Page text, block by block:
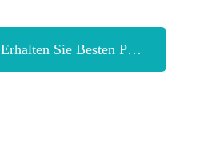
Erhalten Sie Besten Preis